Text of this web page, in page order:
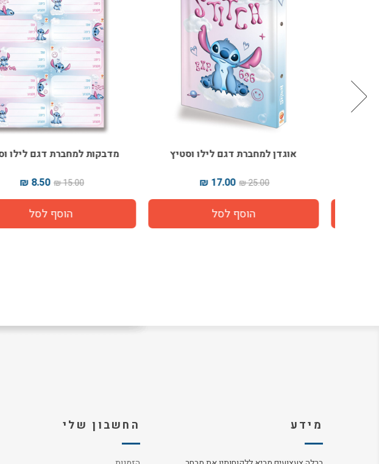
אוגדן למחברת דגם לילו וסטיץ
25.00 ₪
17.00 ₪
מדבקות למחברת דגם לילו
15.00 ₪
8.50 ₪
מידע החשבון שלי